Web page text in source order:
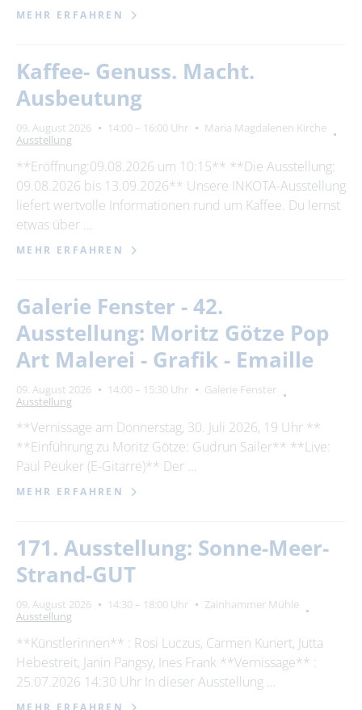
MEHR ERFAHREN
Kaffee- Genuss. Macht.
Ausbeutung
09. August 2026 14:00 – 16:00 Uhr
Maria Magdalenen Kirche
Ausstellung
**Eröffnung:09.08.2026 um 10:15** **Die Ausstellung:
09.08.2026 bis 13.09.2026** Unsere INKOTA-Ausstellung
liefert wertvolle Informationen rund um Kaffee. Du lernst
etwas über …
MEHR ERFAHREN
Galerie Fenster - 42.
Ausstellung: Moritz Götze Pop
Art Malerei - Grafik - Emaille
09. August 2026 14:00 – 15:30 Uhr
Galerie Fenster
Ausstellung
**Vernissage am Donnerstag, 30. Juli 2026, 19 Uhr **
**Einführung zu Moritz Götze: Gudrun Sailer** **Live:
Paul Peuker (E-Gitarre)** Der …
MEHR ERFAHREN
171. Ausstellung: Sonne-Meer-
Strand-GUT
09. August 2026 14:30 – 18:00 Uhr
Zainhammer Mühle
Ausstellung
**Künstlerinnen** : Rosi Luczus, Carmen Kunert, Jutta
Hebestreit, Janin Pangsy, Ines Frank **Vernissage** :
25.07.2026 14:30 Uhr In dieser Ausstellung …
MEHR ERFAHREN